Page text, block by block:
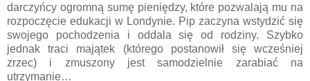
darczyńcy ogromną sumę pieniędzy, które pozwalają mu na
rozpoczęcie edukacji w Londynie. Pip zaczyna wstydzić się
swojego pochodzenia i oddala się od rodziny. Szybko
jednak traci majątek (którego postanowił się wcześniej
zrzec) i zmuszony jest samodzielnie zarabiać na
utrzymanie…